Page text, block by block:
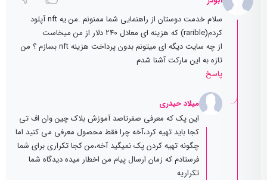
سلام خدمت دوستان از راهنمایی شما ممنونم .من یه nft آپلود
کردم(rarible) که هزینه ای معادل 240 دلار از من میخاست
از چه سایت دیگه ای میتونم بدون پرداخت هزینه nft بسازم ؟ من
تازه به این مارکت آشنا شدم
پاسخ
میلاد حیدری
این پک که معرفی صفرتاصد آموزش بلاک چین وان اف تی
کجا باید تهیه کرد،آخه چرا فقط محصول معرفی می کنید اما
چگونه تهیه کردن پک نمیگید آخه،من کجا تکراری برای شما
فرستادم که زمان ارسال پیام من اخطار میده دیدگاه شما
تکراریه